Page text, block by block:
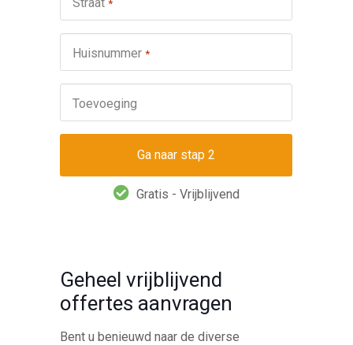
*
Huisnummer *
Toevoeging
Gratis - Vrijblijvend
Geheel vrijblijvend
offertes aanvragen
Bent u benieuwd naar de diverse